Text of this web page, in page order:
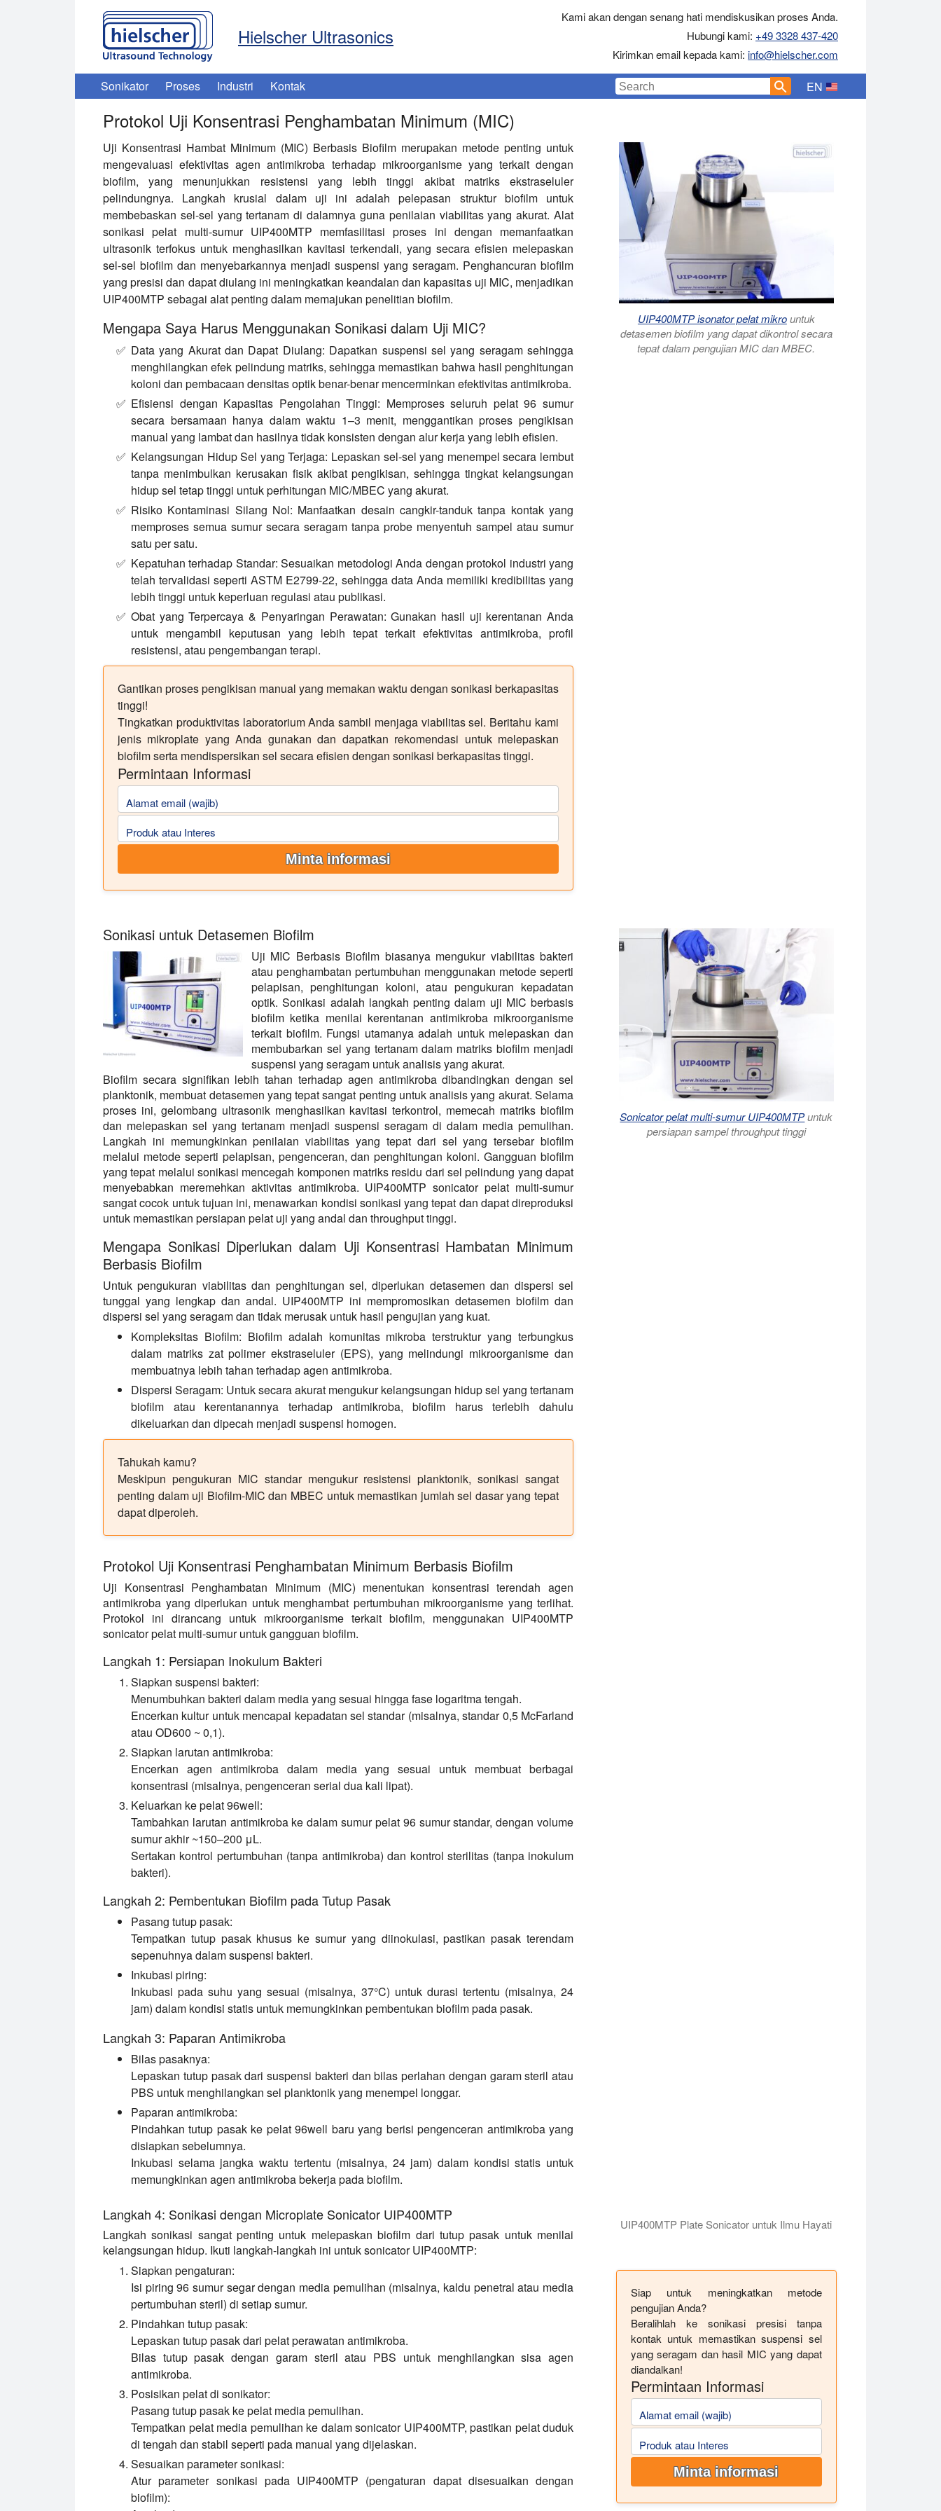
Hielscher Ultrasonics
Kami akan dengan senang hati mendiskusikan proses Anda.
Hubungi kami: +49 3328 437-420
Kirimkan email kepada kami: info@hielscher.com
Sonikator Proses Industri Kontak EN
Protokol Uji Konsentrasi Penghambatan Minimum (MIC)
Uji Konsentrasi Hambat Minimum (MIC) Berbasis Biofilm merupakan metode penting untuk
mengevaluasi efektivitas agen antimikroba terhadap mikroorganisme yang terkait dengan
biofilm, yang menunjukkan resistensi yang lebih tinggi akibat matriks ekstraseluler
pelindungnya. Langkah krusial dalam uji ini adalah pelepasan struktur biofilm untuk
membebaskan sel-sel yang tertanam di dalamnya guna penilaian viabilitas yang akurat. Alat
sonikasi pelat multi-sumur UIP400MTP memfasilitasi proses ini dengan memanfaatkan
ultrasonik terfokus untuk menghasilkan kavitasi terkendali, yang secara efisien melepaskan
sel-sel biofilm dan menyebarkannya menjadi suspensi yang seragam. Penghancuran biofilm
yang presisi dan dapat diulang ini meningkatkan keandalan dan kapasitas uji MIC, menjadikan
UIP400MTP sebagai alat penting dalam memajukan penelitian biofilm.
Mengapa Saya Harus Menggunakan Sonikasi dalam Uji MIC?
Data yang Akurat dan Dapat Diulang: Dapatkan suspensi sel yang seragam sehingga
menghilangkan efek pelindung matriks, sehingga memastikan bahwa hasil penghitungan
koloni dan pembacaan densitas optik benar-benar mencerminkan efektivitas antimikroba.
Efisiensi dengan Kapasitas Pengolahan Tinggi: Memproses seluruh pelat 96 sumur
secara bersamaan hanya dalam waktu 1–3 menit, menggantikan proses pengikisan
manual yang lambat dan hasilnya tidak konsisten dengan alur kerja yang lebih efisien.
Kelangsungan Hidup Sel yang Terjaga: Lepaskan sel-sel yang menempel secara lembut
tanpa menimbulkan kerusakan fisik akibat pengikisan, sehingga tingkat kelangsungan
hidup sel tetap tinggi untuk perhitungan MIC/MBEC yang akurat.
Risiko Kontaminasi Silang Nol: Manfaatkan desain cangkir-tanduk tanpa kontak yang
memproses semua sumur secara seragam tanpa probe menyentuh sampel atau sumur
satu per satu.
Kepatuhan terhadap Standar: Sesuaikan metodologi Anda dengan protokol industri yang
telah tervalidasi seperti ASTM E2799-22, sehingga data Anda memiliki kredibilitas yang
lebih tinggi untuk keperluan regulasi atau publikasi.
Obat yang Terpercaya & Penyaringan Perawatan: Gunakan hasil uji kerentanan Anda
untuk mengambil keputusan yang lebih tepat terkait efektivitas antimikroba, profil
resistensi, atau pengembangan terapi.
Gantikan proses pengikisan manual yang memakan waktu dengan sonikasi berkapasitas
tinggi!
Tingkatkan produktivitas laboratorium Anda sambil menjaga viabilitas sel. Beritahu kami
jenis mikroplate yang Anda gunakan dan dapatkan rekomendasi untuk melepaskan
biofilm serta mendispersikan sel secara efisien dengan sonikasi berkapasitas tinggi.
Permintaan Informasi
Alamat email (wajib)
Produk atau Interes
Minta informasi
UIP400MTP isonator pelat mikrountuk
detasemen biofilm yang dapat dikontrol secara
tepat dalam pengujian MIC dan MBEC.
Sonikasi untuk Detasemen Biofilm
Uji MIC Berbasis Biofilm biasanya mengukur viabilitas bakteri
atau penghambatan pertumbuhan menggunakan metode seperti
pelapisan, penghitungan koloni, atau pengukuran kepadatan
optik. Sonikasi adalah langkah penting dalam uji MIC berbasis
biofilm ketika menilai kerentanan antimikroba mikroorganisme
terkait biofilm. Fungsi utamanya adalah untuk melepaskan dan
membubarkan sel yang tertanam dalam matriks biofilm menjadi
suspensi yang seragam untuk analisis yang akurat.
Biofilm secara signifikan lebih tahan terhadap agen antimikroba dibandingkan dengan sel
planktonik, membuat detasemen yang tepat sangat penting untuk analisis yang akurat. Selama
proses ini, gelombang ultrasonik menghasilkan kavitasi terkontrol, memecah matriks biofilm
dan melepaskan sel yang tertanam menjadi suspensi seragam di dalam media pemulihan.
Langkah ini memungkinkan penilaian viabilitas yang tepat dari sel yang tersebar biofilm
melalui metode seperti pelapisan, pengenceran, dan penghitungan koloni. Gangguan biofilm
yang tepat melalui sonikasi mencegah komponen matriks residu dari sel pelindung yang dapat
menyebabkan meremehkan aktivitas antimikroba. UIP400MTP sonicator pelat multi-sumur
sangat cocok untuk tujuan ini, menawarkan kondisi sonikasi yang tepat dan dapat direproduksi
untuk memastikan persiapan pelat uji yang andal dan throughput tinggi.
Mengapa Sonikasi Diperlukan dalam Uji Konsentrasi Hambatan Minimum
Berbasis Biofilm
Untuk pengukuran viabilitas dan penghitungan sel, diperlukan detasemen dan dispersi sel
tunggal yang lengkap dan andal. UIP400MTP ini mempromosikan detasemen biofilm dan
dispersi sel yang seragam dan tidak merusak untuk hasil pengujian yang kuat.
Kompleksitas Biofilm: Biofilm adalah komunitas mikroba terstruktur yang terbungkus
dalam matriks zat polimer ekstraseluler (EPS), yang melindungi mikroorganisme dan
membuatnya lebih tahan terhadap agen antimikroba.
Dispersi Seragam: Untuk secara akurat mengukur kelangsungan hidup sel yang tertanam
biofilm atau kerentanannya terhadap antimikroba, biofilm harus terlebih dahulu
dikeluarkan dan dipecah menjadi suspensi homogen.
Tahukah kamu?
Meskipun pengukuran MIC standar mengukur resistensi planktonik, sonikasi sangat
penting dalam uji Biofilm-MIC dan MBEC untuk memastikan jumlah sel dasar yang tepat
dapat diperoleh.
Protokol Uji Konsentrasi Penghambatan Minimum Berbasis Biofilm
Uji Konsentrasi Penghambatan Minimum (MIC) menentukan konsentrasi terendah agen
antimikroba yang diperlukan untuk menghambat pertumbuhan mikroorganisme yang terlihat.
Protokol ini dirancang untuk mikroorganisme terkait biofilm, menggunakan UIP400MTP
sonicator pelat multi-sumur untuk gangguan biofilm.
Langkah 1: Persiapan Inokulum Bakteri
Siapkan suspensi bakteri:
Menumbuhkan bakteri dalam media yang sesuai hingga fase logaritma tengah.
Encerkan kultur untuk mencapai kepadatan sel standar (misalnya, standar 0,5 McFarland
atau OD600 ~ 0,1).
Siapkan larutan antimikroba:
Encerkan agen antimikroba dalam media yang sesuai untuk membuat berbagai
konsentrasi (misalnya, pengenceran serial dua kali lipat).
Keluarkan ke pelat 96well:
Tambahkan larutan antimikroba ke dalam sumur pelat 96 sumur standar, dengan volume
sumur akhir ~150–200 μL.
Sertakan kontrol pertumbuhan (tanpa antimikroba) dan kontrol sterilitas (tanpa inokulum
bakteri).
Langkah 2: Pembentukan Biofilm pada Tutup Pasak
Pasang tutup pasak:
Tempatkan tutup pasak khusus ke sumur yang diinokulasi, pastikan pasak terendam
sepenuhnya dalam suspensi bakteri.
Inkubasi piring:
Inkubasi pada suhu yang sesuai (misalnya, 37°C) untuk durasi tertentu (misalnya, 24
jam) dalam kondisi statis untuk memungkinkan pembentukan biofilm pada pasak.
Langkah 3: Paparan Antimikroba
Bilas pasaknya:
Lepaskan tutup pasak dari suspensi bakteri dan bilas perlahan dengan garam steril atau
PBS untuk menghilangkan sel planktonik yang menempel longgar.
Paparan antimikroba:
Pindahkan tutup pasak ke pelat 96well baru yang berisi pengenceran antimikroba yang
disiapkan sebelumnya.
Inkubasi selama jangka waktu tertentu (misalnya, 24 jam) dalam kondisi statis untuk
memungkinkan agen antimikroba bekerja pada biofilm.
Sonicator pelat multi-sumur UIP400MTPuntuk
persiapan sampel throughput tinggi
Langkah 4: Sonikasi dengan Microplate Sonicator UIP400MTP
Langkah sonikasi sangat penting untuk melepaskan biofilm dari tutup pasak untuk menilai
kelangsungan hidup. Ikuti langkah-langkah ini untuk sonicator UIP400MTP:
Siapkan pengaturan:
Isi piring 96 sumur segar dengan media pemulihan (misalnya, kaldu penetral atau media
pertumbuhan steril) di setiap sumur.
Pindahkan tutup pasak:
Lepaskan tutup pasak dari pelat perawatan antimikroba.
Bilas tutup pasak dengan garam steril atau PBS untuk menghilangkan sisa agen
antimikroba.
Posisikan pelat di sonikator:
Pasang tutup pasak ke pelat media pemulihan.
Tempatkan pelat media pemulihan ke dalam sonicator UIP400MTP, pastikan pelat duduk
di tengah dan stabil seperti pada manual yang dijelaskan.
Sesuaikan parameter sonikasi:
Atur parameter sonikasi pada UIP400MTP (pengaturan dapat disesuaikan dengan
biofilm):
UIP400MTP Plate Sonicator untuk Ilmu Hayati
Siap untuk meningkatkan metode
pengujian Anda?
Beralihlah ke sonikasi presisi tanpa
kontak untuk memastikan suspensi sel
yang seragam dan hasil MIC yang dapat
diandalkan!
Permintaan Informasi
Alamat email (wajib)
Produk atau Interes
Minta informasi